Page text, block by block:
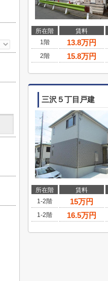
所在階 賃料
1階
13.8万円
2階
15.8万円
三沢５丁目戸建
所在階 賃料
1-2階
15万円
1-2階
16.5万円